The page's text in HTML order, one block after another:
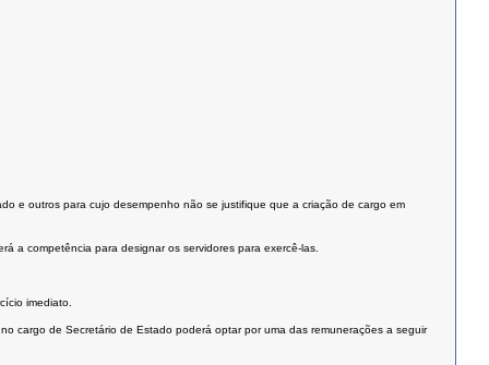
e outros para cujo desempenho não se justifique que a criação de cargo em
a competência para designar os servidores para exercê-las.
imediato.
cargo de Secretário de Estado poderá optar por uma das remunerações a seguir